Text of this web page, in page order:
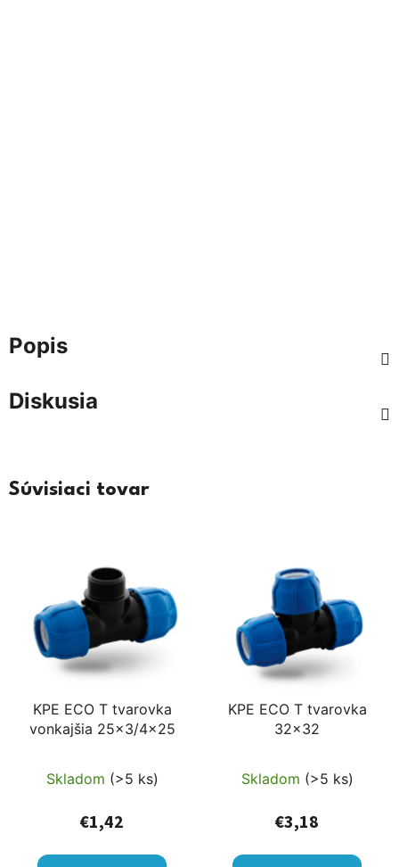
Popis
Diskusia
Súvisiaci tovar
KPE ECO T tvarovka
vonkajšia 25x3/4x25
Skladom (>5 ks)
€1,42
KPE ECO T tvarovka
32x32
Skladom (>5 ks)
€3,18